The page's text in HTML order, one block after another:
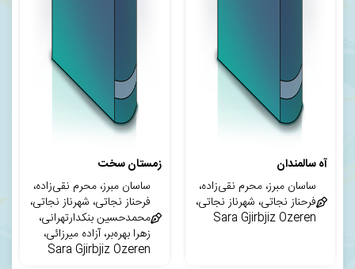
آه سالمندان
ساسان مبرز، محرم نقی‌زاده،
فرحناز نجاتی، شهرناز نجاتی،
Sara Gjirbjiz Ozeren
زمستان سخت
ساسان مبرز، محرم نقی‌زاده،
فرحناز نجاتی، شهرناز نجاتی،
محمدحسین بنکدارتهرانی،
زهرا بهره‌بر، آزاده میرزائی،
Sara Gjirbjiz Ozeren